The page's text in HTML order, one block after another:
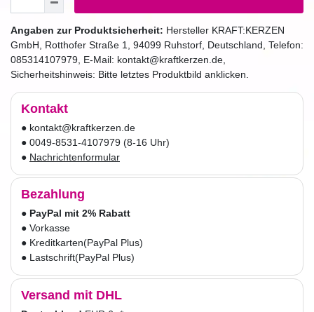
Angaben zur Produktsicherheit: Hersteller KRAFT:KERZEN
GmbH
Rotthofer Straße 1 94099 Ruhstorf Deutschland , Telefon:
085314107979 , E-Mail: kontakt@kraftkerzen.de
Sicherheitshinweis: Bitte letztes Produktbild anklicken.
Kontakt
● kontakt@kraftkerzen.de
● 0049-8531-4107979 (8-16 Uhr)
● Nachrichtenformular
Bezahlung
● PayPal mit 2% Rabatt
● Vorkasse
● Kreditkarten(PayPal Plus)
● Lastschrift(PayPal Plus)
Versand mit DHL